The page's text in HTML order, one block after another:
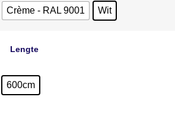
Crème - RAL 9001 Wit
Lengte
600cm